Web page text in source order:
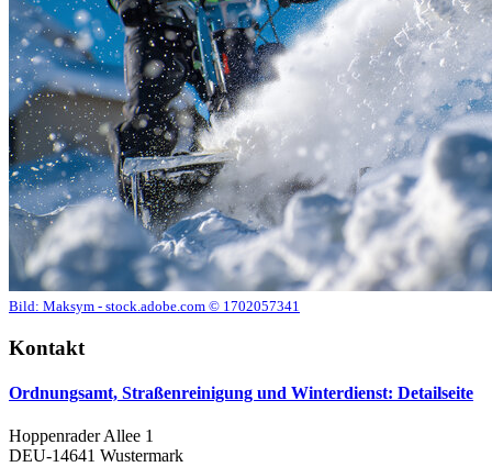
Bild: Maksym - stock.adobe.com © 1702057341
Kontakt
Ordnungsamt, Straßenreinigung und Winterdienst: Detailseite
Hoppenrader Allee 1
DEU-14641 Wustermark